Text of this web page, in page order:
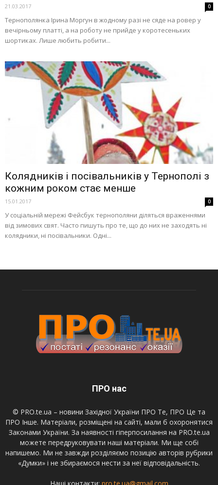
21.03.2017 0
Тернополянка Ірина Моргун в жодному разі не сяде на ровер у
вечірньому платті, а на роботу не прийде у коротесеньких
шортиках. Лише любить робити...
Колядників і посівальників у Тернополі з
кожним роком стає менше
15.01.2017 0
У соціальній мережі Фейсбук тернополяни діляться враженнями
від зимових свят. Часто пишуть про те, що до них не заходять ні
колядники, ні посівальники. Одні...
ПРО нас
© PRO.te.ua – новини Західної України ПРО Те, ПРО Це та
ПРО Інше. Матеріали, розміщені на сайті, мали б охоронятися
Законами України. За наявності гіперпосилання на PRO.te.ua
можете передруковувати наші матеріали. Ми ще собі
напишемо. Ми не завжди розділяємо позицію авторів рубрики
«Думки» і не збираємося нести за неї відповідальність.